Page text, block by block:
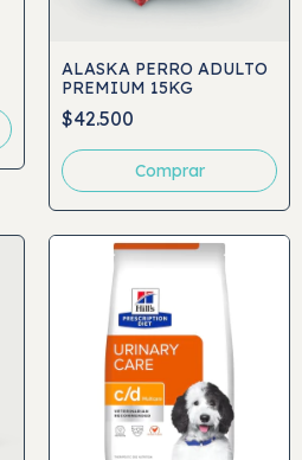
ALASKA PERRO ADULTO
PREMIUM 15KG
$42.500
Comprar